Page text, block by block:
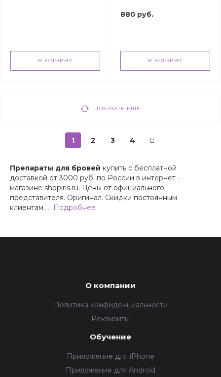
В КОРЗИНУ
880 руб.
В КОРЗИНУ
ПОКАЗАТЬ ЕЩЕ
1 2 3 4
Препараты для бровей купить с бесплатной
доставкой от 3000 руб. по России в интернет -
магазине shopiris.ru. Цены от официального
представителя. Оригинал. Скидки постоянным
клиентам.… Подробнее
О компании
Политика конфиденциальности
Реквизиты
Обучение
Приложение для iPhone
Приложение для Android